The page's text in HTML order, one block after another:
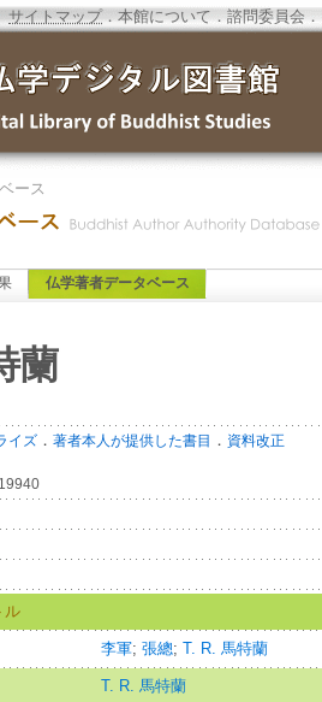
サイトマップ．本館について ．諮問委員会 ．
ース
仏学著者データベース
蘭
イズ ． 著者本人が提供した書目 ． 資料改正
19940
ル
李軍; 張總; T. R. 馬特蘭
T. R. 馬特蘭